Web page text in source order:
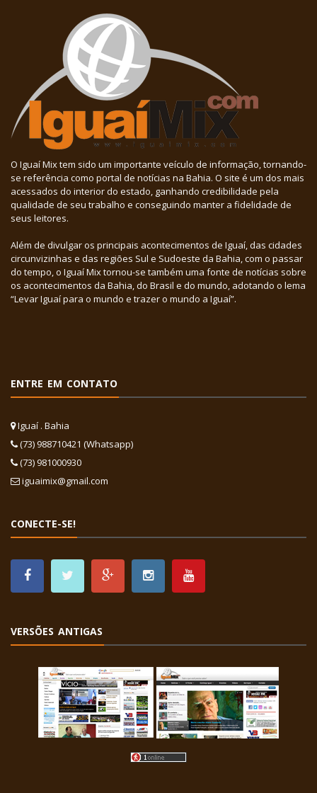
O Iguaí Mix tem sido um importante veículo de informação, tornando-
se referência como portal de notícias na Bahia. O site é um dos mais
acessados do interior do estado, ganhando credibilidade pela
qualidade de seu trabalho e conseguindo manter a fidelidade de
seus leitores.
Além de divulgar os principais acontecimentos de Iguaí, das cidades
circunvizinhas e das regiões Sul e Sudoeste da Bahia, com o passar
do tempo, o Iguaí Mix tornou-se também uma fonte de notícias sobre
os acontecimentos da Bahia, do Brasil e do mundo, adotando o lema
“Levar Iguaí para o mundo e trazer o mundo a Iguaí”.
ENTRE EM CONTATO
Iguaí . Bahia
(73) 988710421 (Whatsapp)
(73) 981000930
iguaimix@gmail.com
CONECTE-SE!
VERSÕES ANTIGAS